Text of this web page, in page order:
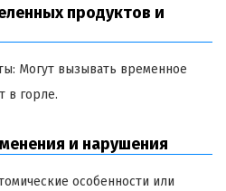
продуктов и
Могут вызывать временное
в горле.
и нарушения
особенности или